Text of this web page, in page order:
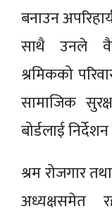
बनाउन
साथै उनले
श्रमिकको
सामाजिक
बोर्डलाई
श्रम रोजगार
अध्यक्षसमेत